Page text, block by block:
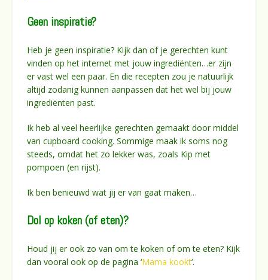
Geen inspiratie?
Heb je geen inspiratie? Kijk dan of je gerechten kunt
vinden op het internet met jouw ingrediënten…er zijn
er vast wel een paar. En die recepten zou je natuurlijk
altijd zodanig kunnen aanpassen dat het wel bij jouw
ingrediënten past.
Ik heb al veel heerlijke gerechten gemaakt door middel
van cupboard cooking. Sommige maak ik soms nog
steeds, omdat het zo lekker was, zoals Kip met
pompoen (en rijst).
Ik ben benieuwd wat jij er van gaat maken…
Dol op koken (of eten)?
Houd jij er ook zo van om te koken of om te eten? Kijk
dan vooral ook op de pagina ‘Mama kookt‘.